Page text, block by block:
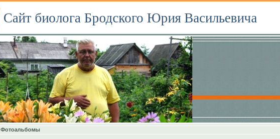
Сайт биолога Бродского Юрия Васильевича
Фотоальбомы